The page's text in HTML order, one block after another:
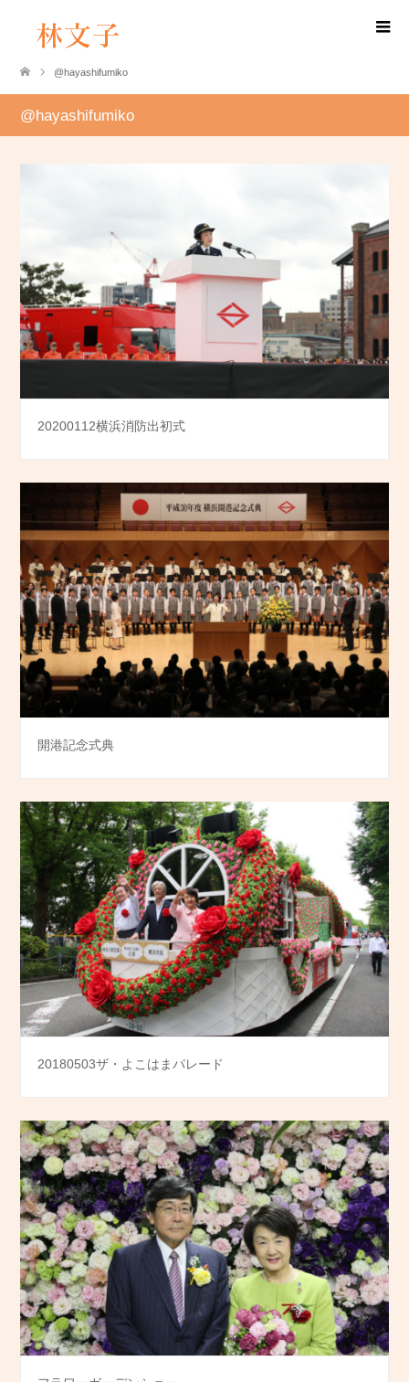
@hayashifumiko
@hayashifumiko
20200112横浜消防出初式
開港記念式典
20180503ザ・よこはまパレード